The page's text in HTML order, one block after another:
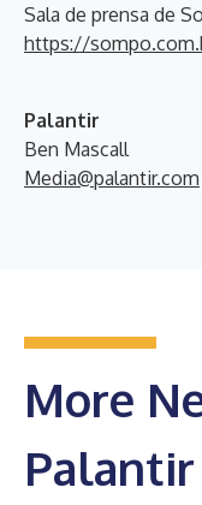
Sala de prensa de
https://
Palantir
Ben Mascall
Media@palantir.com
More